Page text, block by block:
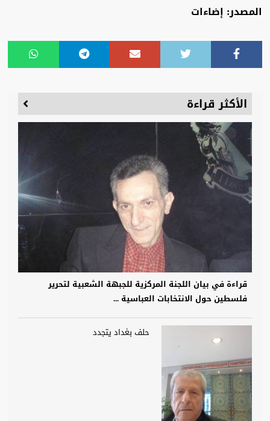
المصدر: إضاءات
الأكثر قراءة
قراءة في بيان اللجنة المركزية للجبهة الشعبية لتحرير
فلسطين حول الانتخابات العباسية ...
حلف بغداد يتجدد